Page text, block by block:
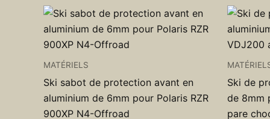
de
8mm
Jeep
Wrangler
et
Gladiator
N4-
MATÉRIELS
Ski sabot de protection avant en
aluminium de 6mm pour Polaris RZR
900XP N4-Offroad
Ski de
de 8mm
pare